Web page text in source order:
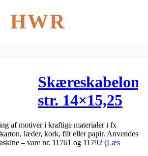
HWR
Skæreskabelon,
str. 14×15,25
cm, tykkelse
15 mm, tag,
af motiver i kraftige materialer i fx
læder, kork, filt eller papir. Anvendes
– vare nr. 11761 og 11792 (Læs